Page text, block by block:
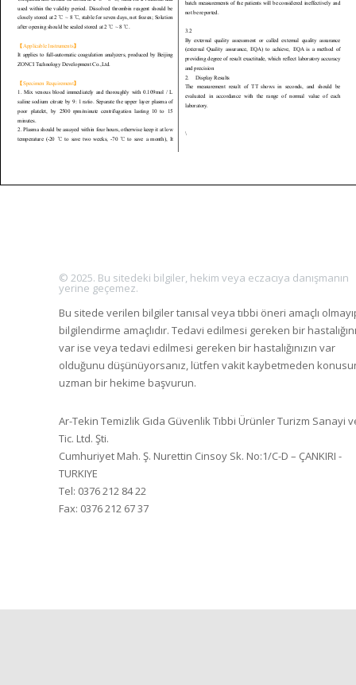
© 2025. Bu sitedeki bilgiler, hekim veya eczacıya danışmanın
yerine geçemez.
Bu sitede verilen bilgiler tanısal veya tıbbi öneri amaçlı
bilgilendirme amaçlıdır. Tedavi edilmesi gereken bir
var ise veya tedavi edilmesi gereken bir hastalığınızın var
olduğunu düşünüyorsanız, lütfen vakit kaybetmeden
uzman bir hekime başvurun.
Ar-Tekin Temizlik Gıda Güvenlik Tıbbi Ürünler Turizm Sanayi
Tic. Ltd. Şti.
Cumhuriyet Mah. Ş. Nurettin Cinsoy Sk. No:1/C-D – ÇANKIRI -
TURKIYE
Tel: 0376 212 84 22
Fax: 0376 212 67 37